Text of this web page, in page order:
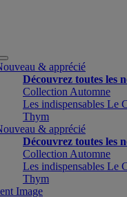
& apprécié
Découvrez toutes les
Collection Automne
Les indispensables Le
Thym
& apprécié
Découvrez toutes les
Collection Automne
Les indispensables Le
Thym